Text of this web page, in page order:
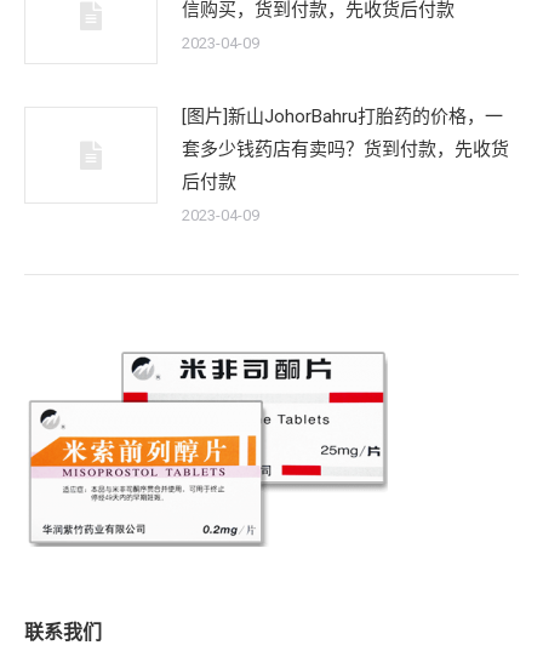
信购买，货到付款，先收货后付款
2023-04-09
[图片]新山JohorBahru打胎药的价格，一
套多少钱药店有卖吗？货到付款，先收货
后付款
2023-04-09
联系我们